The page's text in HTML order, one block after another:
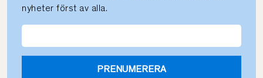
nyheter först av alla.
PRENUMERERA